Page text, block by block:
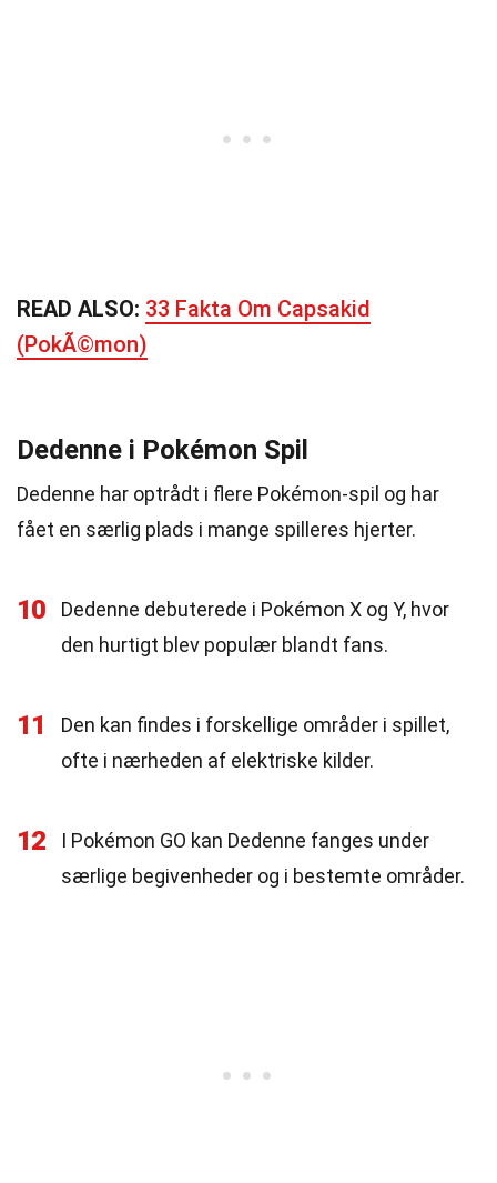
READ ALSO: 33 Fakta Om Capsakid
(PokÃ©mon)
Dedenne i Pokémon Spil
Dedenne har optrådt i flere Pokémon-spil og har
fået en særlig plads i mange spilleres hjerter.
10
Dedenne debuterede i Pokémon X og Y, hvor
den hurtigt blev populær blandt fans.
11
Den kan findes i forskellige områder i spillet,
ofte i nærheden af elektriske kilder.
12
I Pokémon GO kan Dedenne fanges under
særlige begivenheder og i bestemte områder.